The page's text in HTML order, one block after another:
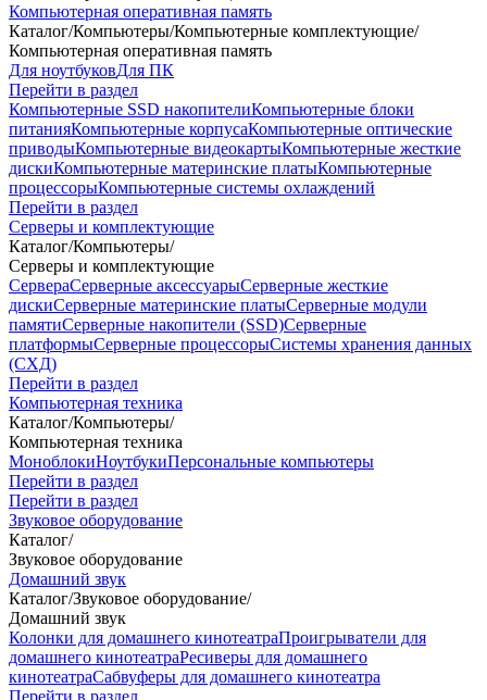
Компьютерная оперативная память
Каталог/Компьютеры/Компьютерные комплектующие/
Компьютерная оперативная память
Для ноутбуковДля ПК
Перейти в раздел
Компьютерные SSD накопителиКомпьютерные блоки
питанияКомпьютерные корпусаКомпьютерные оптические
приводыКомпьютерные видеокартыКомпьютерные жесткие
дискиКомпьютерные материнские платыКомпьютерные
процессорыКомпьютерные системы охлаждений
Перейти в раздел
Серверы и комплектующие
Каталог/Компьютеры/
Серверы и комплектующие
СервераСерверные аксессуарыСерверные жесткие
дискиСерверные материнские платыСерверные модули
памятиСерверные накопители (SSD)Серверные
платформыСерверные процессорыСистемы хранения данных
(СХД)
Перейти в раздел
Компьютерная техника
Каталог/Компьютеры/
Компьютерная техника
МоноблокиНоутбукиПерсональные компьютеры
Перейти в раздел
Перейти в раздел
Звуковое оборудование
Каталог/
Звуковое оборудование
Домашний звук
Каталог/Звуковое оборудование/
Домашний звук
Колонки для домашнего кинотеатраПроигрыватели для
домашнего кинотеатраРесиверы для домашнего
кинотеатраСабвуферы для домашнего кинотеатра
Перейти в раздел